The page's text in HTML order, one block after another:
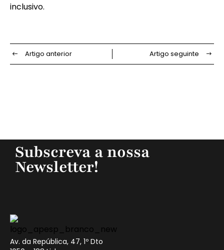
inclusivo.
Artigo anterior Artigo seguinte
Subscreva a nossa
Newsletter!
Av. da República, 47, 1º Dto